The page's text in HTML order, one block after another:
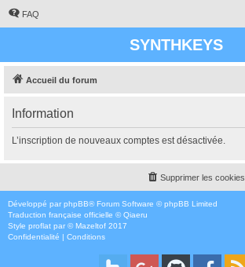
FAQ
SYNTHKEYS
Accueil du forum
Information
L’inscription de nouveaux comptes est désactivée.
Supprimer les cookies
Développé par phpBB® Forum Software © phpBB Limited
Traduction française officielle ©Qiaeru
Style proflat par ©Mazeltof 2017
Confidentialité | Conditions